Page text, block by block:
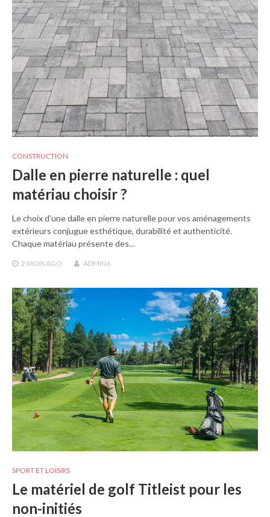
CONSTRUCTION
Dalle en pierre naturelle : quel
matériau choisir ?
Le choix d’une dalle en pierre naturelle pour vos aménagements
extérieurs conjugue esthétique, durabilité et authenticité.
Chaque matériau présente des…
2 MOIS AGO ADMIN6
SPORT ET LOISIRS
Le matériel de golf Titleist pour les
non-initiés